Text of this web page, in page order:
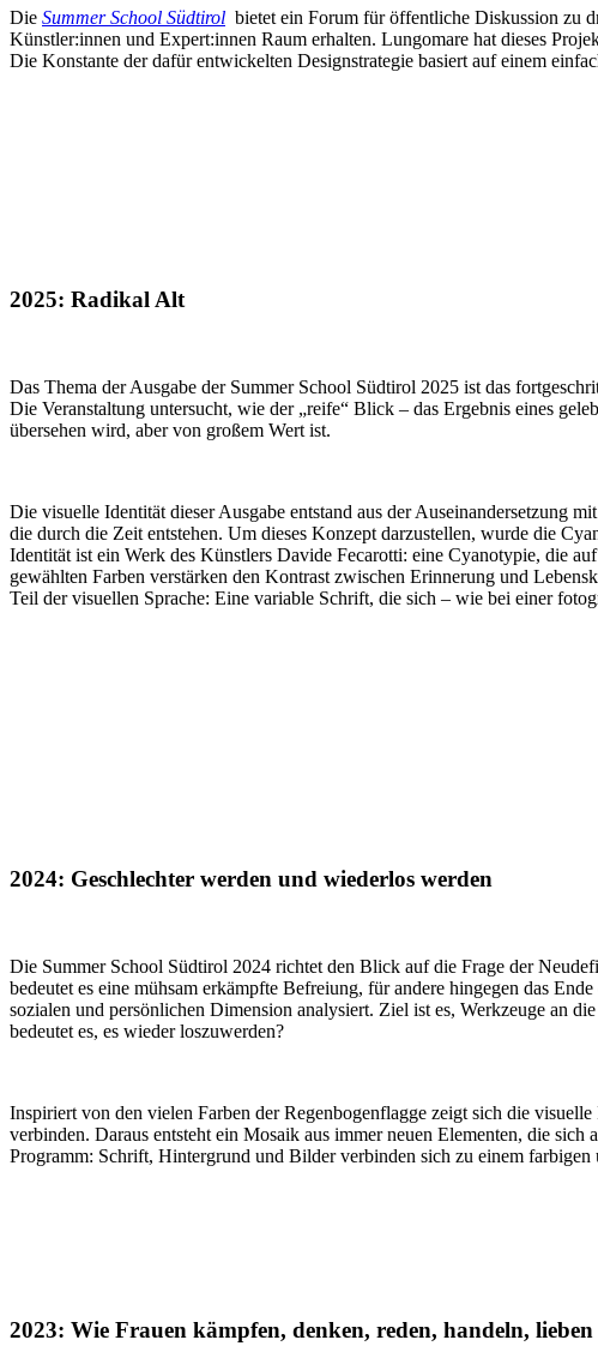
Die Summer School Südtirol bietet ein Forum für öffentliche Diskussion zu
Künstler:innen und Expert:innen Raum erhalten. Lungomare hat dieses
Die Konstante der dafür entwickelten Designstrategie basiert auf einem
2025: Radikal Alt
Das Thema der Ausgabe der Summer School Südtirol 2025 ist das
Die Veranstaltung untersucht, wie der „reife“ Blick – das Ergebnis eines
übersehen wird, aber von großem Wert ist.
Die visuelle Identität dieser Ausgabe entstand aus der Auseinandersetzung
die durch die Zeit entstehen. Um dieses Konzept darzustellen, wurde die
Identität ist ein Werk des Künstlers Davide Fecarotti: eine Cyanotypie, die
gewählten Farben verstärken den Kontrast zwischen Erinnerung und
Teil der visuellen Sprache: Eine variable Schrift, die sich – wie bei einer
2024: Geschlechter werden und wiederlos werden
Die Summer School Südtirol 2024 richtet den Blick auf die Frage der
bedeutet es eine mühsam erkämpfte Befreiung, für andere hingegen das
sozialen und persönlichen Dimension analysiert. Ziel ist es, Werkzeuge an
bedeutet es, es wieder loszuwerden?
Inspiriert von den vielen Farben der Regenbogenflagge zeigt sich die
verbinden. Daraus entsteht ein Mosaik aus immer neuen Elementen, die
Programm: Schrift, Hintergrund und Bilder verbinden sich zu einem farbigen
2023: Wie Frauen kämpfen, denken, reden, handeln, lieben